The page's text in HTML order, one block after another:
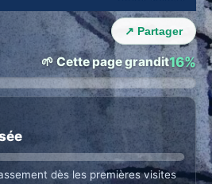
locals
· auto translation →
›
↗ Partager
🌱 Cette page grandit16%
dès les premières visites